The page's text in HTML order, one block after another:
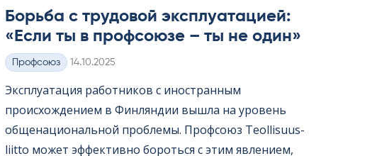
Борьба с трудовой эксплуатацией:
«Если ты в профсоюзе – ты не один»
Категории
Профсоюз Kirjoitettu
14.10.2025
Эксплуатация работников с иностранным
происхождением в Финляндии вышла на уровень
общенациональной проблемы. Профсоюз Teol­li­suus­
liitto может эффективно бороться с этим явлением,